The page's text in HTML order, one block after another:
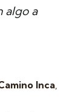
algo a
Inca,